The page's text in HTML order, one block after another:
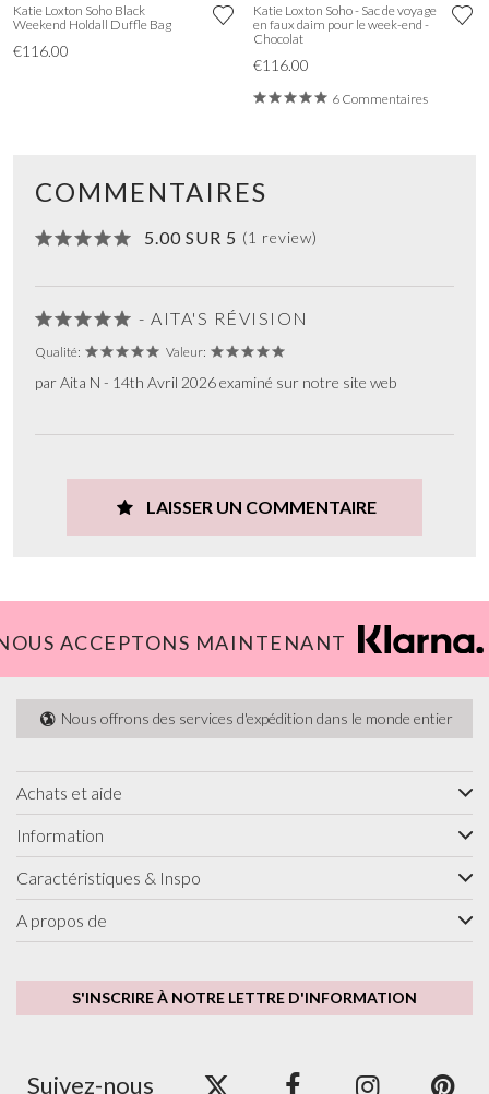
Katie Loxton Soho Black
Weekend Holdall Duffle Bag
€116.00
Katie Loxton Soho - Sac de voyage
en faux daim pour le week-end -
Chocolat
€116.00
6 Commentaires
COMMENTAIRES
5.00 SUR 5 (1 review)
- AITA'S RÉVISION
Qualité: Valeur:
par Aita N - 14th Avril 2026 examiné sur notre site web
LAISSER UN COMMENTAIRE
ACCEPTONS MAINTENANT
Nous offrons des services d'expédition dans le monde entier
Achats et aide
Information
Caractéristiques & Inspo
A propos de
S'INSCRIRE À NOTRE LETTRE D'INFORMATION
Suivez-nous